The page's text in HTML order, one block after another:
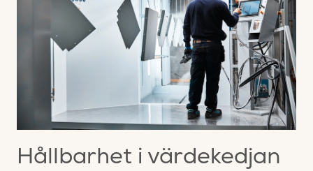
Hållbarhet i värdekedjan